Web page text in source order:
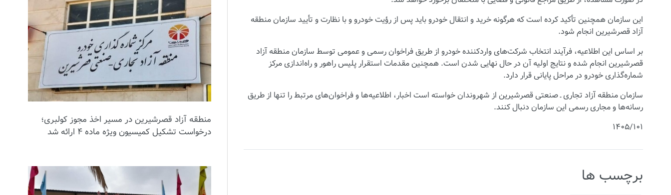
این سازمان همچنین تأکید کرده است که هرگونه خرید و انتقال خودرو باید پس از رؤیت خودرو و با نظارت و تأیید سازمان منطقه
آزاد قصرشیرین انجام شود.
بر اساس این اطلاعیه، فرآیند انتخاب شرکت‌های واردکننده خودرو از طریق فراخوان رسمی و عمومی توسط سازمان منطقه آزاد
قصرشیرین انجام شده و نتایج اولیه آن در حال نهایی شدن است. همچنین مقدمات استقرار پلیس راهور و راه‌اندازی مرکز
شماره‌گذاری خودرو در مراحل پایانی قرار دارد.
سازمان منطقه آزاد تجاری ـ صنعتی قصرشیرین از شهروندان خواسته است اخبار، اطلاعیه‌ها و فراخوان‌های مرتبط را تنها از طریق
رسانه‌ها و مجاری رسمی این سازمان دنبال کنند.
۱۴۰۵/۱۰۱
برچسب ها
منطقه آزاد قصرشیرین در مسیر اخذ مجوز کولبری؛
درخواست تشکیل کمیسیون ویژه ماده ۴ ارائه شد